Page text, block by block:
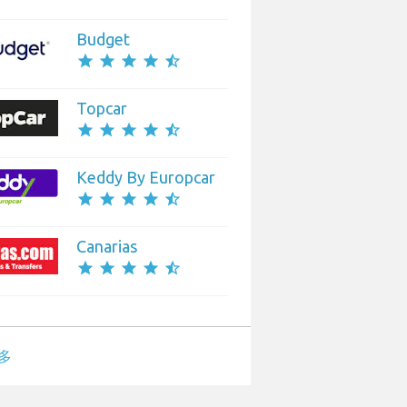
Budget
star star star star star_half
Topcar
star star star star star_half
Keddy By Europcar
star star star star star_half
Canarias
star star star star star_half